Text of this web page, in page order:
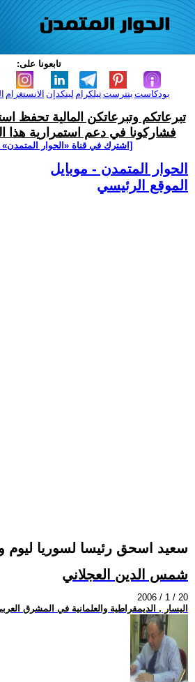
تابعونا على:
الانستغرام لينكدإن تيلكرامبنترست بودكاست
تبرعاتكم وتبرعاتكن المالية تحفظ
فشاركونا في دعم استمرارية هذا
[اشترك في قناة ‫«الحوار المتمدن»
الحوار المتمدن - موبايل
الموقع الرئيسي
سعيد اسحق رئيسا لسوريا ليوم واحد
شمس الدين العجلاني
2006 / 1 / 20
اليسار , الديمقراطية والعلمانية في المشرق